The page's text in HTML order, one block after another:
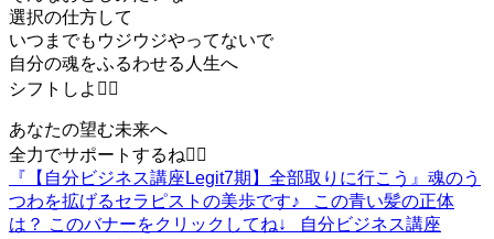
選択の仕方して
いつまでもウジウジやってないで
自分の魂をふるわせる人生へ
シフトしよ❤️‍🔥
あなたの望む未来へ
全力でサポートするね❤️‍🔥
『【自分ビジネス講座Legit7期】全部取りに行こう』 魂のう
つわを拡げるセラピストの美歩です♪ この青い髪の正体
は？ このバナーをクリックしてね↓ 自分ビジネス講座